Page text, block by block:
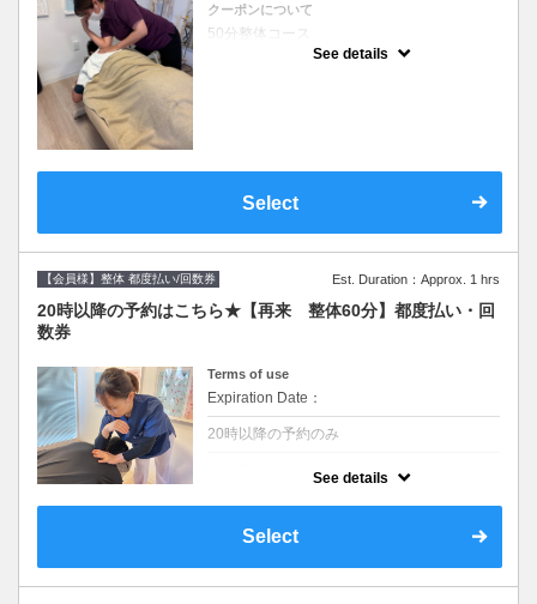
クーポンについて
50分整体コース
指名無し、有りどちらの方もこちらから
See details
Select
【会員様】整体 都度払い/回数券 Est. Duration：Approx. 1 hrs
20時以降の予約はこちら★【再来 整体60分】都度払い・回
数券
Terms of use
Expiration Date：
20時以降の予約のみ
ちらからご予約ください★
See details
Select